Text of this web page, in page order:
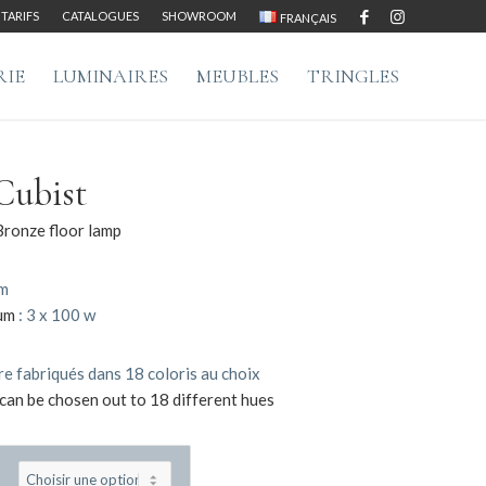
CATALOGUES SHOWROOM FRANÇAIS
LUMINAIRES MEUBLES TRINGLES
floor lamp
: 3 x 100 w
fabriqués dans 18 coloris au choix
be chosen out to 18 different hues